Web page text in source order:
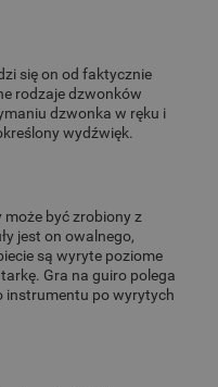
się on od faktycznie
rodzaje dzwonków
dzwonka w ręku i
wydźwięk.
być zrobiony z
jest on owalnego,
są wyryte poziome
Gra na guiro polega
instrumentu po wyrytych